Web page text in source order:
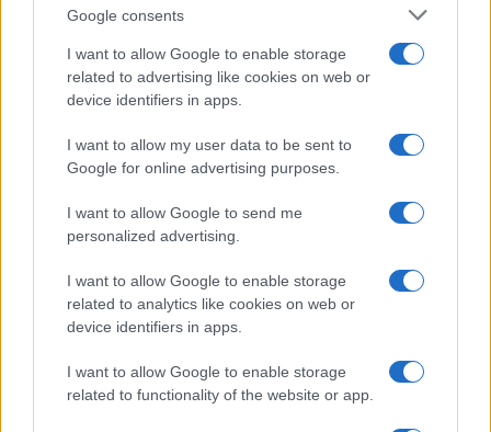
Google consents
I want to allow Google to enable storage
related to advertising like cookies on web or
device identifiers in apps.
I want to allow my user data to be sent to
Google for online advertising purposes.
I want to allow Google to send me
personalized advertising.
I want to allow Google to enable storage
related to analytics like cookies on web or
device identifiers in apps.
I want to allow Google to enable storage
related to functionality of the website or app.
El impacto de la iniciativa de Gabriel
Rufián en el panorama político español
Gabriel Rufián ha logrado captar la atención mediática…
POLÍTICA